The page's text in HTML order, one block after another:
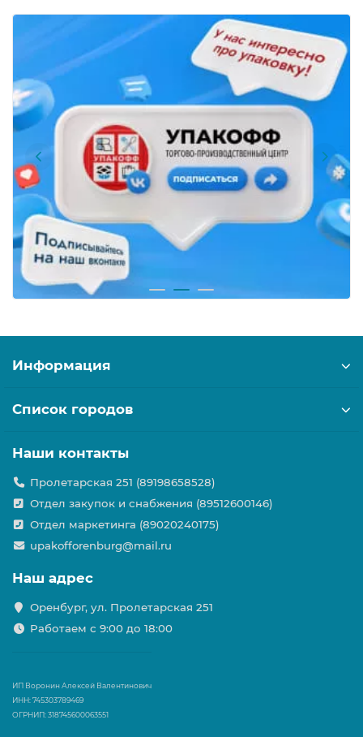
Информация
Список городов
Наши контакты
Пролетарская 251 (89198658528)
Отдел закупок и снабжения (89512600146)
Отдел маркетинга (89020240175)
upakofforenburg@mail.ru
Наш адрес
Оренбург, ул. Пролетарская 251
Работаем с 9:00 до 18:00
ИП Воронин Алексей Валентинович
ИНН: 745303789469
ОГРНИП: 318745600063551